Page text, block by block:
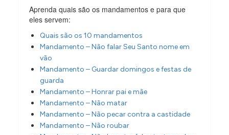
Aprenda quais são os mandamentos e para que
eles servem:
Quais são os 10 mandamentos
Mandamento – Não falar Seu Santo nome em
vão
Mandamento – Guardar domingos e festas de
guarda
Mandamento – Honrar pai e mãe
Mandamento – Não matar
Mandamento – Não pecar contra a castidade
Mandamento – Não roubar